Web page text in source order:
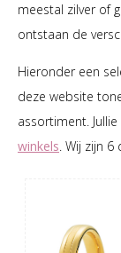
meestal zilver of
ontstaan de
Hieronder een
deze website
assortiment.
winkels. Wij zijn